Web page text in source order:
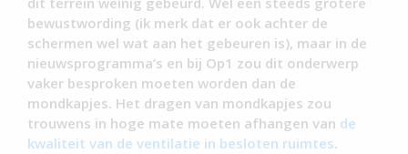
bewustwording (ik merk dat er ook achter de
schermen wel wat aan het gebeuren is), maar in de
nieuwsprogramma’s en bij Op1 zou dit onderwerp
vaker besproken moeten worden dan de
mondkapjes. Het dragen van mondkapjes zou
trouwens in hoge mate moeten afhangen van de
kwaliteit van de ventilatie in besloten ruimtes.